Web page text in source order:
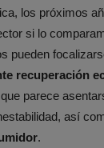
los próximos
si lo
pueden
recuperación
parece
así
.